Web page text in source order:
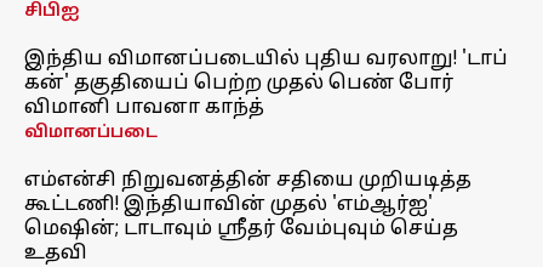
சிபிஐ
இந்திய விமானப்படையில் புதிய வரலாறு! 'டாப்
கன்' தகுதியைப் பெற்ற முதல் பெண் போர்
விமானி பாவனா காந்த்
விமானப்படை
எம்என்சி நிறுவனத்தின் சதியை முறியடித்த
கூட்டணி! இந்தியாவின் முதல் 'எம்ஆர்ஐ'
மெஷின்; டாடாவும் ஸ்ரீதர் வேம்புவும் செய்த
உதவி